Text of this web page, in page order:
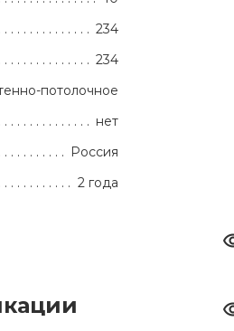
234
234
потолочное
нет
Россия
2 года